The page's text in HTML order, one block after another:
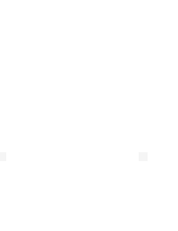
視為有效，需透過AFTEE先享
問，請聯繫「AFTEE先享後付